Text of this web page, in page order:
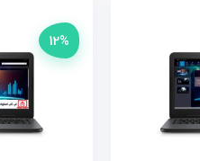
12%